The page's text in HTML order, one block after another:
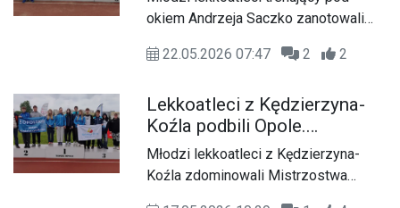
okiem Andrzeja Saczko zanotowali
Województwa w Lekkiej Atletyce
na stadionie im. Opolskich
Olimpijczyków w Opolu reprezentanci
naszego miasta wrócili z czterema
medalami oraz imponującą serią
22.05.2026 07:47 2 2
Lekkoatleci z Kędzierzyna-
Koźla podbili Opole.
Zawodnicy MMKS-u
wywalczyli aż 11 medali
Młodzi lekkoatleci z Kędzierzyna-
Koźla zdominowali Mistrzostwa